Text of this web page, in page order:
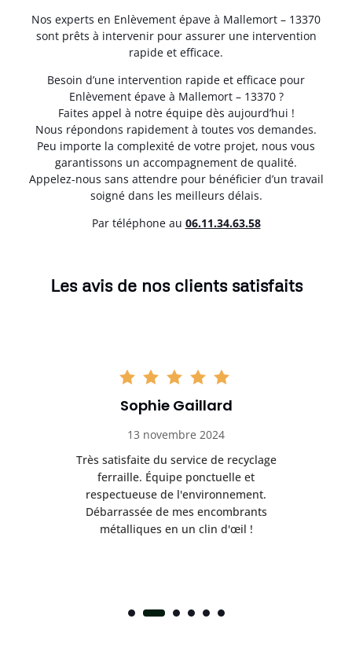
Nos experts en Enlèvement épave à Mallemort – 13370
sont prêts à intervenir pour assurer une intervention
rapide et efficace.
Besoin d’une intervention rapide et efficace pour
Enlèvement épave à Mallemort – 13370 ?
Faites appel à notre équipe dès aujourd’hui !
Nous répondons rapidement à toutes vos demandes.
Peu importe la complexité de votre projet, nous vous
garantissons un accompagnement de qualité.
Appelez-nous sans attendre pour bénéficier d’un travail
soigné dans les meilleurs délais.
Par téléphone au 06.11.34.63.58
Les avis de nos clients satisfaits
Sophie Gaillard
13 novembre 2024
Très satisfaite du service de recyclage
ferraille. Équipe ponctuelle et
respectueuse de l'environnement.
Débarrassée de mes encombrants
métalliques en un clin d'œil !